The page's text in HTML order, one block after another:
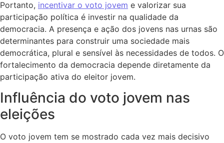
Portanto, incentivar o voto jovem e valorizar sua
participação política é investir na qualidade da
democracia. A presença e ação dos jovens nas urnas são
determinantes para construir uma sociedade mais
democrática, plural e sensível às necessidades de todos. O
fortalecimento da democracia depende diretamente da
participação ativa do eleitor jovem.
Influência do voto jovem nas
eleições
O voto jovem tem se mostrado cada vez mais decisivo